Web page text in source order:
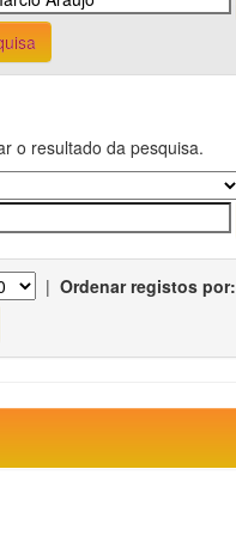
o resultado da pesquisa.
| Ordenar registos por: